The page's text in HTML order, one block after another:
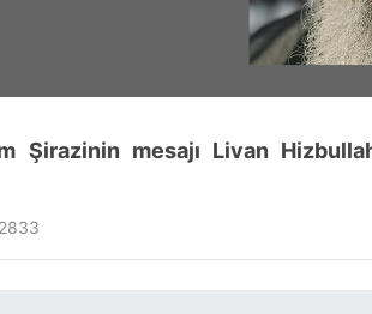
Şirazinin mesajı Livan
2833